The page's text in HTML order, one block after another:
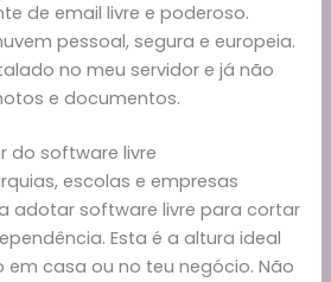
de email livre e poderoso.
pessoal, segura e europeia.
no meu servidor e já não
e documentos.
do software livre
escolas e empresas
adotar software livre para cortar
Esta é a altura ideal
casa ou no teu negócio. Não